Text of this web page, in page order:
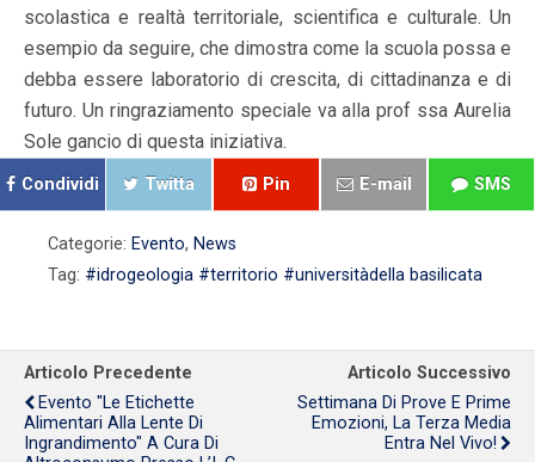
scolastica e realtà territoriale, scientifica e culturale. Un
esempio da seguire, che dimostra come la scuola possa e
debba essere laboratorio di crescita, di cittadinanza e di
futuro. Un ringraziamento speciale va alla prof ssa Aurelia
Sole gancio di questa iniziativa.
Condividi Twitta Pin E-mail SMS
Categorie: Evento, News
Tag: #idrogeologia #territorio #universitàdella basilicata
Articolo Precedente
Evento "Le Etichette
Alimentari Alla Lente Di
Ingrandimento" A Cura Di
Articolo Successivo
Settimana Di Prove E Prime
Emozioni, La Terza Media
Entra Nel Vivo!